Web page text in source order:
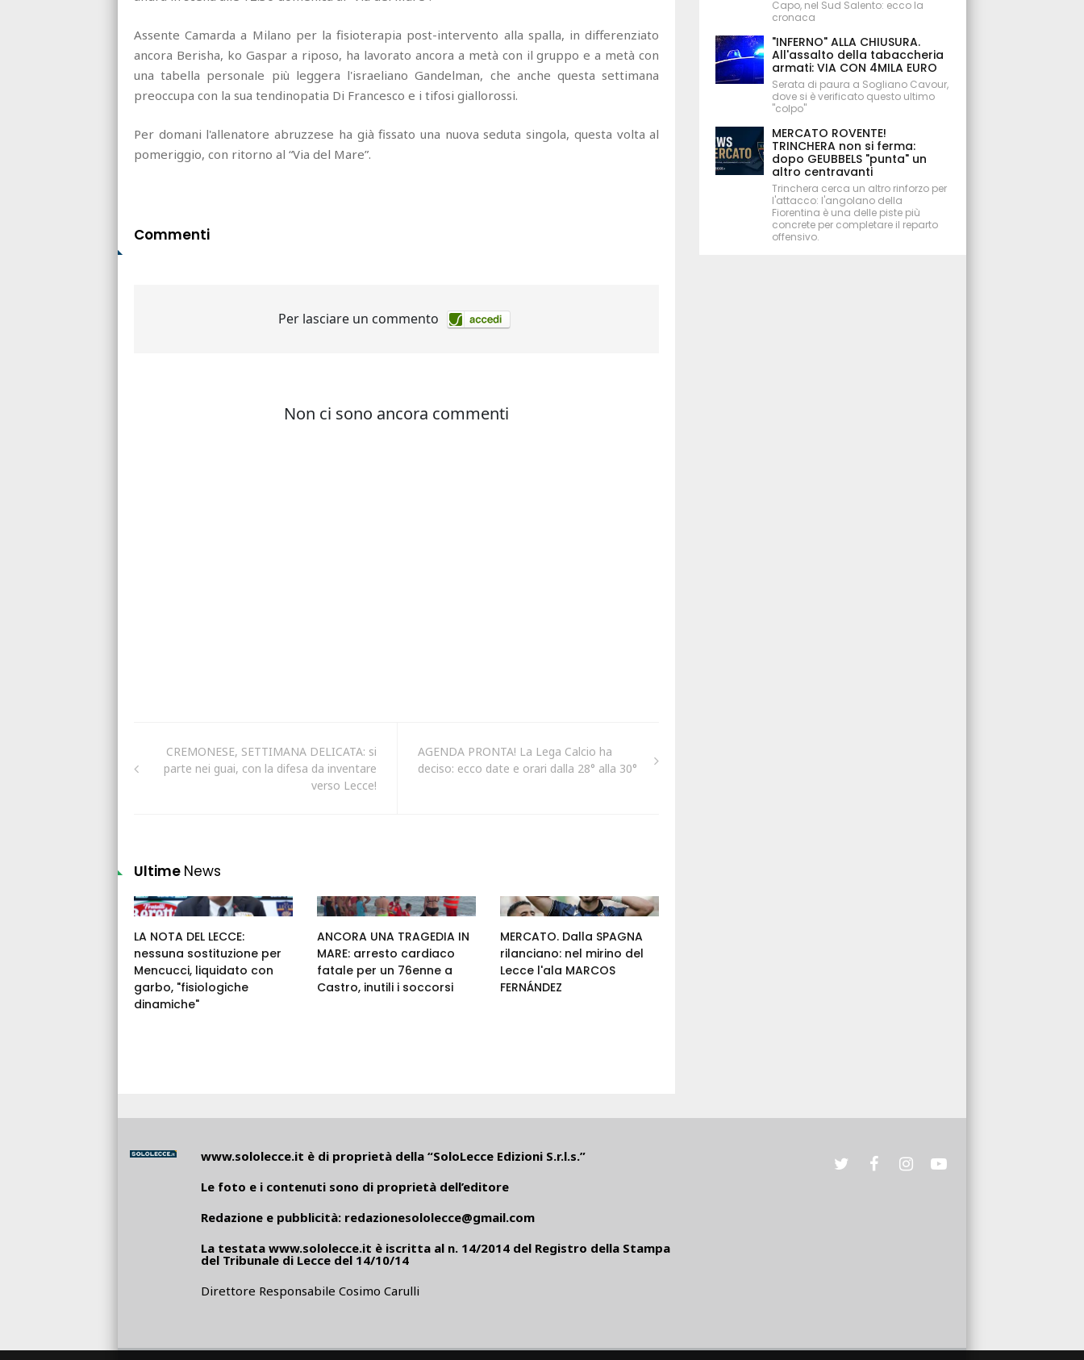
Assente Camarda a Milano per la fisioterapia post-intervento alla spalla, in differenziato
ancora Berisha, ko Gaspar a riposo, ha lavorato ancora a metà con il gruppo e a metà con
una tabella personale più leggera l'israeliano Gandelman, che anche questa settimana
preoccupa con la sua tendinopatia Di Francesco e i tifosi giallorossi.
Per domani l'allenatore abruzzese ha già fissato una nuova seduta singola, questa volta al
pomeriggio, con ritorno al “Via del Mare”.
Commenti
CREMONESE, SETTIMANA DELICATA: si
parte nei guai, con la difesa da inventare
verso Lecce!
AGENDA PRONTA! La Lega Calcio ha
deciso: ecco date e orari dalla 28° alla 30°
Ultime News
LA NOTA DEL LECCE:
nessuna sostituzione per
Mencucci, liquidato con
garbo, "fisiologiche
dinamiche"
ANCORA UNA TRAGEDIA IN
MARE: arresto cardiaco
fatale per un 76enne a
Castro, inutili i soccorsi
MERCATO. Dalla SPAGNA
rilanciano: nel mirino del
Lecce l'ala MARCOS
FERNÁNDEZ
Capo, nel Sud Salento: ecco la
cronaca
"INFERNO" ALLA CHIUSURA.
All'assalto della tabaccheria
armati: VIA CON 4MILA EURO
Serata di paura a Sogliano Cavour,
dove si è verificato questo ultimo
"colpo"
MERCATO ROVENTE!
TRINCHERA non si ferma:
dopo GEUBBELS "punta" un
altro centravanti
Trinchera cerca un altro rinforzo per
l'attacco: l'angolano della
Fiorentina è una delle piste più
concrete per completare il reparto
offensivo.
www.sololecce.it è di proprietà della “SoloLecce Edizioni S.r.l.s.”
Le foto e i contenuti sono di proprietà dell’editore
Redazione e pubblicità: redazionesololecce@gmail.com
La testata www.sololecce.it è iscritta al n. 14/2014 del Registro della Stampa
del Tribunale di Lecce del 14/10/14
Direttore Responsabile Cosimo Carulli